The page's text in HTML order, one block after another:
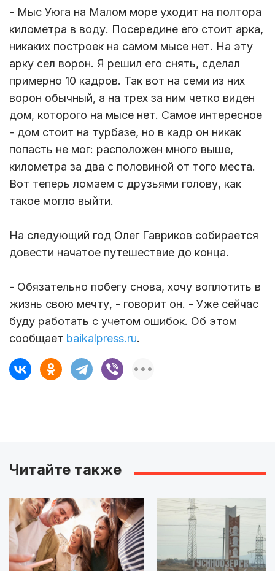
- Мыс Уюга на Малом море уходит на полтора
километра в воду. Посередине его стоит арка,
никаких построек на самом мысе нет. На эту
арку сел ворон. Я решил его снять, сделал
примерно 10 кадров. Так вот на семи из них
ворон обычный, а на трех за ним четко виден
дом, которого на мысе нет. Самое интересное
- дом стоит на турбазе, но в кадр он никак
попасть не мог: расположен много выше,
километра за два с половиной от того места.
Вот теперь ломаем с друзьями голову, как
такое могло выйти.
На следующий год Олег Гавриков собирается
довести начатое путешествие до конца.
- Обязательно побегу снова, хочу воплотить в
жизнь свою мечту, - говорит он. - Уже сейчас
буду работать с учетом ошибок. Об этом
сообщает baikalpress.ru.
Читайте также